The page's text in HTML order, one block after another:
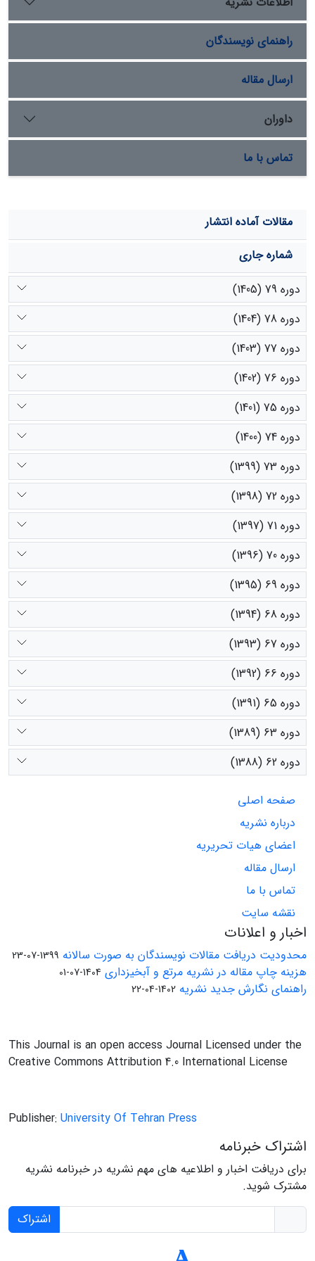
از این نظر بر سایر ژنوتیپ‌ها برتری معنی‌داری داشت. از
پارامترهای مورد ارزیابی، طول گیاهچه و شاخص بنیة بذر
بیشترین واکنش را به تغییر پتانسیل آب نشان دادند. در بین
سطوح تنش خشکی، پتانسیل‌های 6- و 9- بار بهترین سطوح
جهت ارزیابی مقاومت به خشکی بودند.
راهنمای نویسندگان
ارسال مقاله
داوران
تماس با ما
مقالات آماده انتشار
شماره جاری
دوره 79 (1405)
دوره 78 (1404)
دوره 77 (1403)
دوره 76 (1402)
دوره 75 (1401)
دوره 74 (1400)
دوره 73 (1399)
دوره 72 (1398)
دوره 71 (1397)
دوره 70 (1396)
دوره 69 (1395)
دوره 68 (1394)
دوره 67 (1393)
دوره 66 (1392)
دوره 65 (1391)
دوره 63 (1389)
دوره 62 (1388)
صفحه اصلی
درباره نشریه
اعضای هیات تحریریه
ارسال مقاله
تماس با ما
نقشه سایت
اخبار و اعلانات
محدودیت دریافت مقالات نویسندگان به صورت سالانه 1399-07-23
هزینه چاپ مقاله در نشریه مرتع و آبخیزداری 1404-07-01
راهنمای نگارش جدید نشریه 1402-04-22
This Journal is an open access Journal Licensed under the
Creative Commons Attribution 4.0 International License
Publisher: University Of Tehran Press
اشتراک خبرنامه
برای دریافت اخبار و اطلاعیه های مهم نشریه در خبرنامه نشریه
مشترک شوید.
اشتراک